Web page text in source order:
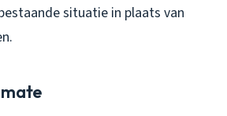
situatie in plaats van